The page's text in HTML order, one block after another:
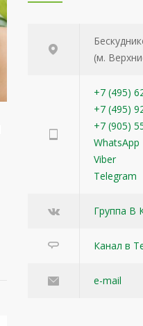
22 АВГУСТА, 2020
(м.
+7 (495)
+7 (495)
+7 (905)
WhatsApp
Viber
Telegram
Группа В
Канал в
e-mail